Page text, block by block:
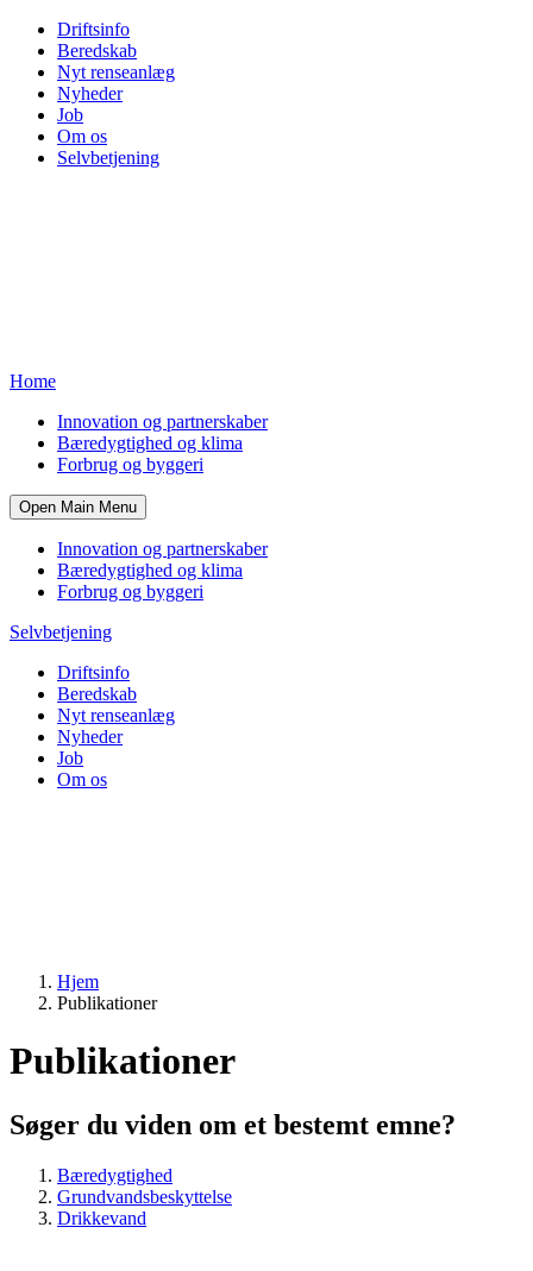
Driftsinfo
Beredskab
Nyt renseanlæg
Nyheder
Job
Om os
Selvbetjening
Home
Innovation og partnerskaber
Bæredygtighed og klima
Forbrug og byggeri
Open Main Menu
Innovation og partnerskaber
Bæredygtighed og klima
Forbrug og byggeri
Selvbetjening
Driftsinfo
Beredskab
Nyt renseanlæg
Nyheder
Job
Om os
Hjem
Publikationer
Publikationer
Søger du viden om et bestemt emne?
Bæredygtighed
Grundvandsbeskyttelse
Drikkevand